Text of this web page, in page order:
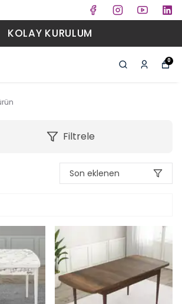
ÜCRETSİZ KARGO
0
Filtrele
Son eklenen